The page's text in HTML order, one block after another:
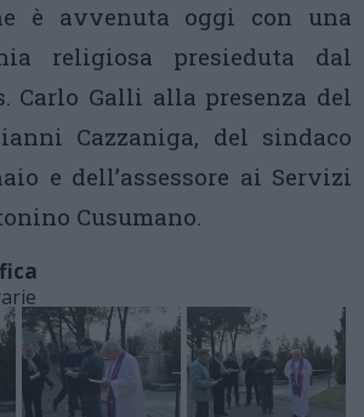
è avvenuta oggi con una
religiosa presieduta dal
Carlo Galli alla presenza del
Cazzaniga, del sindaco
e dell’assessore ai Servizi
Cusumano.